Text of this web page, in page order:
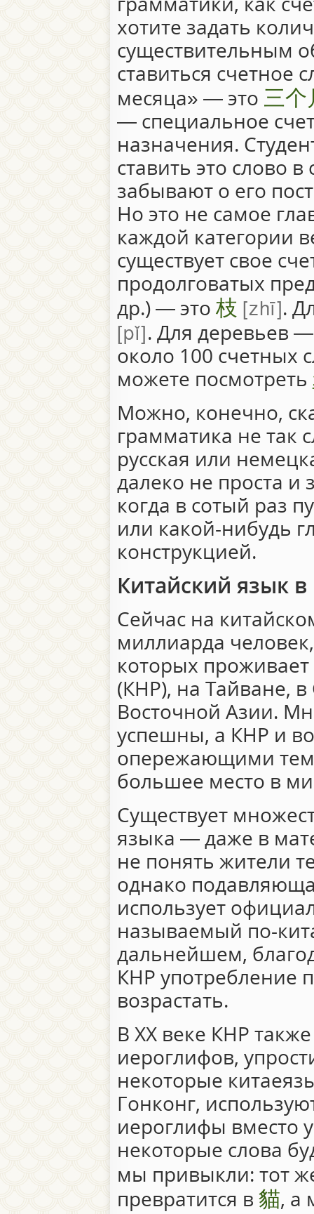
хотите задать
существительным
ставиться счетное
месяца» — это 三个
— специальное
назначения.
ставить это слово
забывают о его
Но это не самое
каждой категории
существует свое
продолговатых
др.) — это 枝 zhī .
pǐ . Для деревьев
около 100 счетных
можете посмотреть
Можно, конечно,
грамматика не так
русская или
далеко не проста и
когда в сотый раз
или какой-нибудь
конструкцией.
Китайский язык
Сейчас на
миллиарда
которых
(КНР), на Тайване,
Восточной Азии.
успешны, а КНР и
опережающими
большее место в
Существует
языка — даже в
не понять жители
однако
использует
называемый по-
дальнейшем,
КНР употребление
возрастать.
В XX веке КНР
иероглифов,
некоторые
Гонконг,
иероглифы вместо
некоторые слова
мы привыкли: тот
превратится в 貓, а